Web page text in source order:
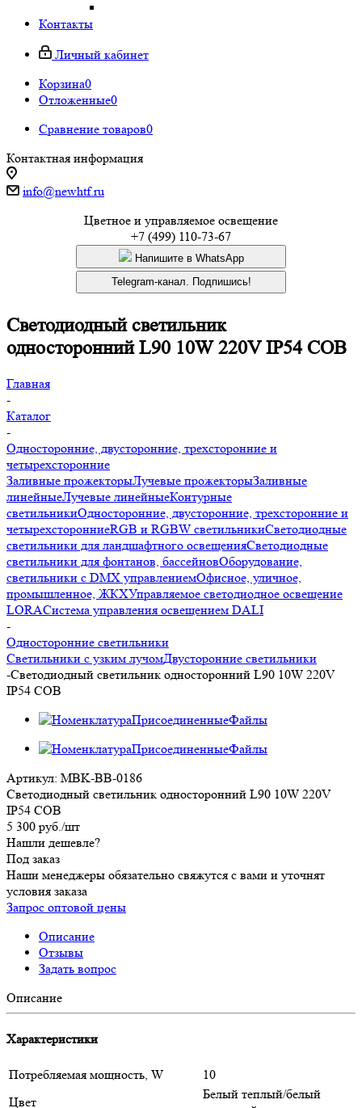
Контакты
Личный кабинет
Корзина0
Отложенные0
Сравнение товаров0
Контактная информация
info@newhtf.ru
Цветное и управляемое освещение
+7 (499) 110-73-67
Напишите в WhatsApp
Telegram-канал. Подпишись!
Светодиодный светильник
односторонний L90 10W 220V IP54 COB
Главная
-
Каталог
-
Односторонние, двусторонние, трехсторонние и
четырехсторонние
Заливные прожекторыЛучевые прожекторыЗаливные
линейныеЛучевые линейныеКонтурные
светильникиОдносторонние, двусторонние, трехсторонние и
четырехсторонниеRGB и RGBW светильникиСветодиодные
светильники для ландшафтного освещенияСветодиодные
светильники для фонтанов, бассейновОборудование,
светильники с DMX управлениемОфисное, уличное,
промышленное, ЖКХУправляемое светодиодное освещение
LORAСистема управления освещением DALI
-
Односторонние светильники
Светильники с узким лучомДвусторонние светильники
-Светодиодный светильник односторонний L90 10W 220V
IP54 COB
Артикул: MBK-BB-0186
Светодиодный светильник односторонний L90 10W 220V
IP54 COB
5 300 руб./шт
Нашли дешевле?
Под заказ
Наши менеджеры обязательно свяжутся с вами и уточнят
условия заказа
Запрос оптовой цены
Описание
Отзывы
Задать вопрос
Описание
Характеристики
Потребляемая мощность, W
10
Цвет
Белый теплый/белый